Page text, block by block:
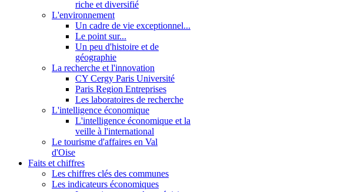
riche et diversifié
L'environnement
Un cadre de vie exceptionnel...
Le point sur...
Un peu d'histoire et de
géographie
La recherche et l'innovation
CY Cergy Paris Université
Paris Region Entreprises
Les laboratoires de recherche
L'intelligence économique
L'intelligence économique et la
veille à l'international
Le tourisme d'affaires en Val
d'Oise
Faits et chiffres
Les chiffres clés des communes
Les indicateurs économiques